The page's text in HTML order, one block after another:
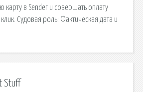
карту в Sender и совершать оплату
Судовая роль: Фактическая дата и
Stuff